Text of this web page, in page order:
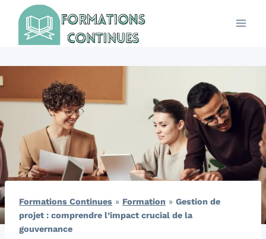
contenu
Formations Continues » Formation » Gestion de
projet : comprendre l’impact crucial de la
gouvernance